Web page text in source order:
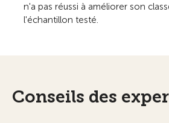
n'a pas réussi à améliorer son
l'échantillon testé.
Conseils des